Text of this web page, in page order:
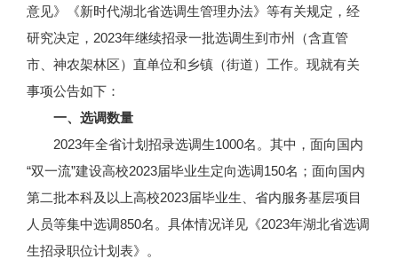
意见》《新时代湖北省选调生管理办法》等有关规定，经
研究决定，2023年继续招录一批选调生到市州（含直管
市、神农架林区）直单位和乡镇（街道）工作。现就有关
事项公告如下：
一、选调数量
2023年全省计划招录选调生1000名。其中，面向国内
“双一流”建设高校2023届毕业生定向选调150名；面向国内
第二批本科及以上高校2023届毕业生、省内服务基层项目
人员等集中选调850名。具体情况详见《2023年湖北省选调
生招录职位计划表》。